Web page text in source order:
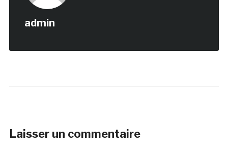
admin
Laisser un commentaire